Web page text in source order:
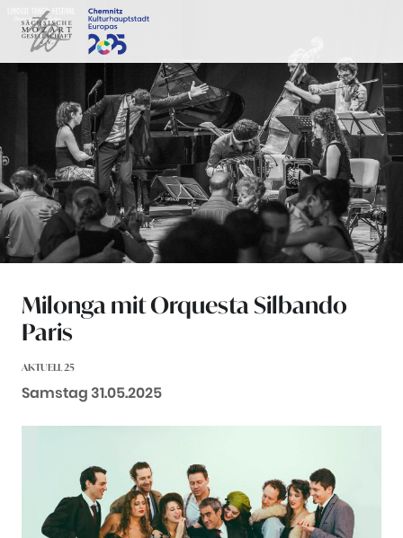
Zum Inhalt springen
Milonga mit Orquesta Silbando
Paris
AKTUELL 25
Datum:
Samstag 31.05.2025